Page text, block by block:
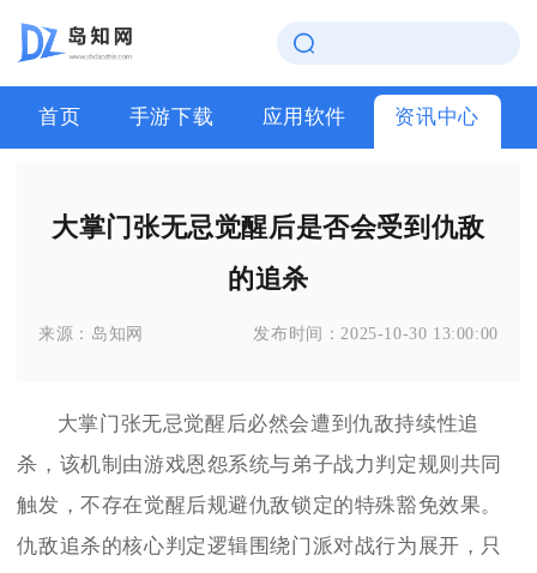
首页 手游下载 应用软件 资讯中心
大掌门张无忌觉醒后是否会受到仇敌
的追杀
来源： 岛知网 发布时间： 2025-10-30 13:00:00
大掌门张无忌觉醒后必然会遭到仇敌持续性追
杀，该机制由游戏恩怨系统与弟子战力判定规则共同
触发，不存在觉醒后规避仇敌锁定的特殊豁免效果。
仇敌追杀的核心判定逻辑围绕门派对战行为展开，只